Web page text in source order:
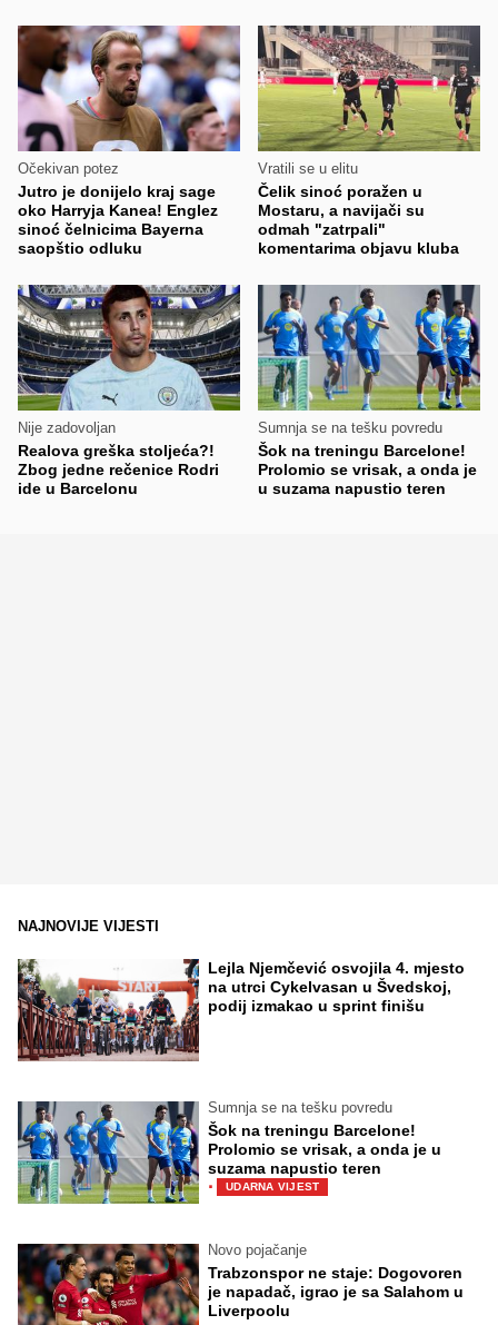
Očekivan potez
Jutro je donijelo kraj sage
oko Harryja Kanea! Englez
sinoć čelnicima Bayerna
saopštio odluku
Vratili se u elitu
Čelik sinoć poražen u
Mostaru, a navijači su
odmah "zatrpali"
komentarima objavu kluba
Nije zadovoljan
Realova greška stoljeća?!
Zbog jedne rečenice Rodri
ide u Barcelonu
Sumnja se na tešku povredu
Šok na treningu Barcelone!
Prolomio se vrisak, a onda je
u suzama napustio teren
NAJNOVIJE VIJESTI
Lejla Njemčević osvojila 4. mjesto
na utrci Cykelvasan u Švedskoj,
podij izmakao u sprint finišu
Sumnja se na tešku povredu
Šok na treningu Barcelone!
Prolomio se vrisak, a onda je u
suzama napustio teren
· UDARNA VIJEST
Novo pojačanje
Trabzonspor ne staje: Dogovoren
je napadač, igrao je sa Salahom u
Liverpoolu